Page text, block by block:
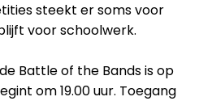
steekt er soms voor
voor schoolwerk.
Battle of the Bands is op
om 19.00 uur. Toegang